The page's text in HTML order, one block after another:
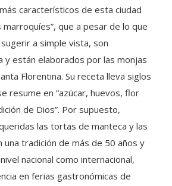
característicos de esta ciudad
marroquíes”, que a pesar de lo que
a simple vista, son
y están elaborados por las monjas
Florentina. Su receta lleva siglos
resume en “azúcar, huevos, flor
de Dios”. Por supuesto,
las tortas de manteca y las
una tradición de más de 50 años y
nacional como internacional,
en ferias gastronómicas de